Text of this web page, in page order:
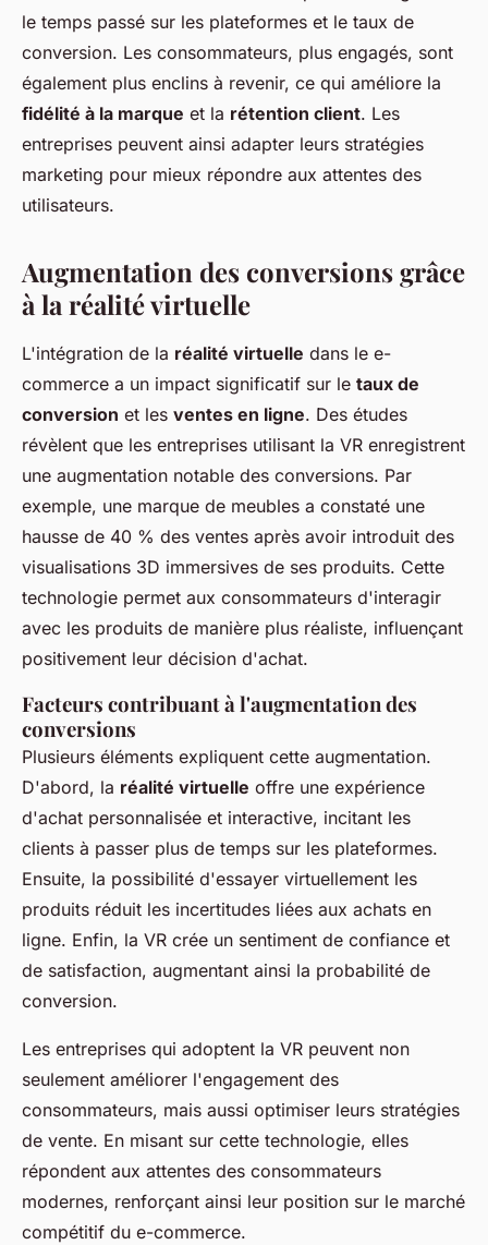
le temps passé sur les plateformes et le taux de
conversion. Les consommateurs, plus engagés, sont
également plus enclins à revenir, ce qui améliore la
fidélité à la marque et la rétention client. Les
entreprises peuvent ainsi adapter leurs stratégies
marketing pour mieux répondre aux attentes des
utilisateurs.
Augmentation des conversions grâce
à la réalité virtuelle
L'intégration de la réalité virtuelle dans le e-
commerce a un impact significatif sur le taux de
conversion et les ventes en ligne. Des études
révèlent que les entreprises utilisant la VR enregistrent
une augmentation notable des conversions. Par
exemple, une marque de meubles a constaté une
hausse de 40 % des ventes après avoir introduit des
visualisations 3D immersives de ses produits. Cette
technologie permet aux consommateurs d'interagir
avec les produits de manière plus réaliste, influençant
positivement leur décision d'achat.
Facteurs contribuant à l'augmentation des
conversions
Plusieurs éléments expliquent cette augmentation.
D'abord, la réalité virtuelle offre une expérience
d'achat personnalisée et interactive, incitant les
clients à passer plus de temps sur les plateformes.
Ensuite, la possibilité d'essayer virtuellement les
produits réduit les incertitudes liées aux achats en
ligne. Enfin, la VR crée un sentiment de confiance et
de satisfaction, augmentant ainsi la probabilité de
conversion.
Les entreprises qui adoptent la VR peuvent non
seulement améliorer l'engagement des
consommateurs, mais aussi optimiser leurs stratégies
de vente. En misant sur cette technologie, elles
répondent aux attentes des consommateurs
modernes, renforçant ainsi leur position sur le marché
compétitif du e-commerce.